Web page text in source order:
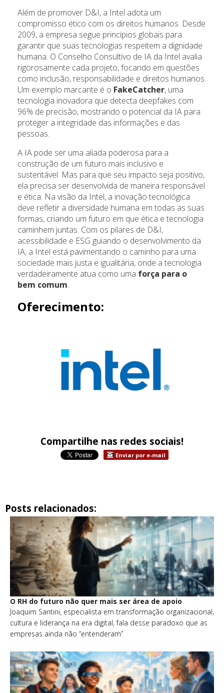
Além de promover D&I, a Intel adota um
compromisso ético com os direitos humanos. Desde
2009, a empresa segue princípios globais para
garantir que suas tecnologias respeitem a dignidade
humana. O Conselho Consultivo de IA da Intel avalia
rigorosamente cada projeto, focando em questões
como inclusão, responsabilidade e direitos humanos.
Um exemplo marcante é o FakeCatcher, uma
tecnologia inovadora que detecta deepfakes com
96% de precisão, mostrando o potencial da IA para
proteger a integridade das informações e das
pessoas.
A IA pode ser uma aliada poderosa para a
construção de um futuro mais inclusivo e
sustentável. Mas para que seu impacto seja positivo,
ela precisa ser desenvolvida de maneira responsável
e ética. Na visão da Intel, a inovação tecnológica
deve refletir a diversidade humana em todas as suas
formas, criando um futuro em que ética e tecnologia
caminhem juntas. Com os pilares de D&I,
acessibilidade e ESG guiando o desenvolvimento da
IA, a Intel está pavimentando o caminho para uma
sociedade mais justa e igualitária, onde a tecnologia
verdadeiramente atua como uma força para o
bem comum.
Oferecimento:
Compartilhe nas redes sociais!
Enviar por e-mail
Posts relacionados:
O RH do futuro não quer mais ser área de apoio
Joaquim Santini, especialista em transformação organizacional,
cultura e liderança na era digital, fala desse paradoxo que as
empresas ainda não “entenderam”